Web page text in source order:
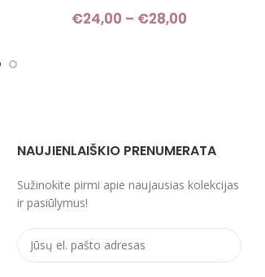
€24,00 – €28,00
NAUJIENLAIŠKIO PRENUMERATA
Sužinokite pirmi apie naujausias kolekcijas
ir pasiūlymus!